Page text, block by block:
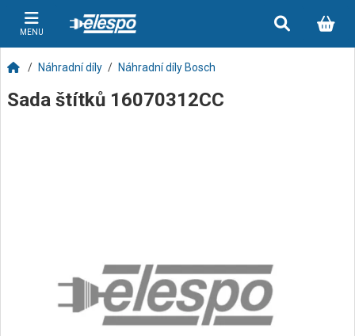
MENU
Náhradní díly Náhradní díly Bosch
Sada štítků 16070312CC